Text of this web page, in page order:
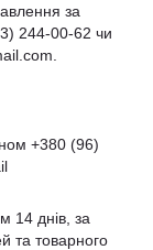
за
244-00-62 чи
+380 (96)
14 днів, за
та товарного